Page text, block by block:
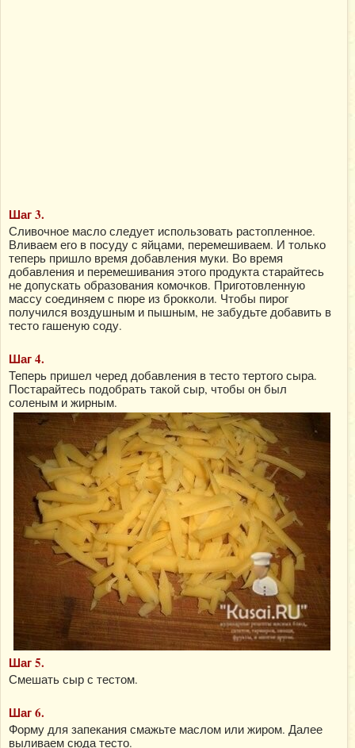
Шаг 3.
Сливочное масло следует использовать растопленное.
Вливаем его в посуду с яйцами, перемешиваем. И только
теперь пришло время добавления муки. Во время
добавления и перемешивания этого продукта старайтесь
не допускать образования комочков. Приготовленную
массу соединяем с пюре из брокколи. Чтобы пирог
получился воздушным и пышным, не забудьте добавить в
тесто гашеную соду.
Шаг 4.
Теперь пришел черед добавления в тесто тертого сыра.
Постарайтесь подобрать такой сыр, чтобы он был
соленым и жирным.
Шаг 5.
Смешать сыр с тестом.
Шаг 6.
Форму для запекания смажьте маслом или жиром. Далее
выливаем сюда тесто.